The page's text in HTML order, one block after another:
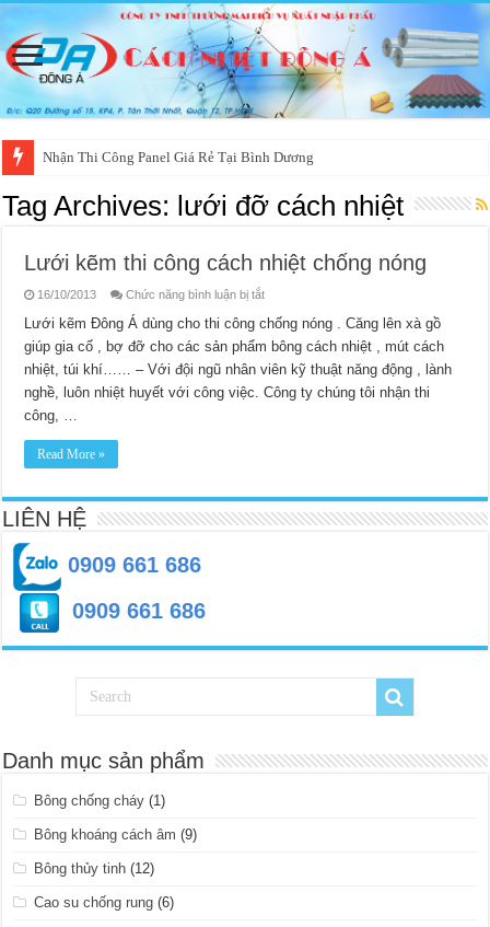
Nhận Thi Công Panel Giá Rẻ Tại Bình Dương
Tag Archives: lưới đỡ cách nhiệt
Lưới kẽm thi công cách nhiệt chống nóng
16/10/2013 Chức năng bình luận bị tắtở
kẽm
thi
công
nhiệt
chống
nóng
Lưới kẽm Đông Á dùng cho thi công chống nóng . Căng lên xà gồ
giúp gia cố , bợ đỡ cho các sản phẩm bông cách nhiệt , mút cách
nhiệt, túi khí…… – Với đội ngũ nhân viên kỹ thuật năng động , lành
nghề, luôn nhiệt huyết với công việc. Công ty chúng tôi nhận thi
công, …
Read More »
LIÊN HỆ
0909 661 686
0909 661 686
Danh mục sản phẩm
Bông chống cháy (1)
Bông khoáng cách âm (9)
Bông thủy tinh (12)
Cao su chống rung (6)